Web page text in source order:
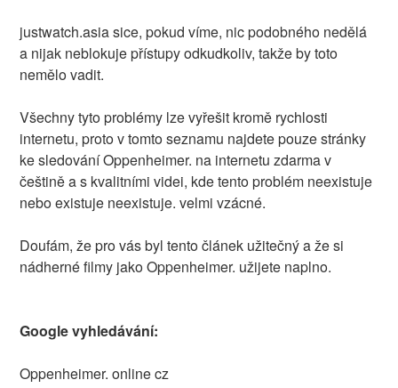
justwatch.asia sice, pokud víme, nic podobného nedělá
a nijak neblokuje přístupy odkudkoliv, takže by toto
nemělo vadit.
Všechny tyto problémy lze vyřešit kromě rychlosti
internetu, proto v tomto seznamu najdete pouze stránky
ke sledování Oppenheimer. na internetu zdarma v
češtině a s kvalitními videi, kde tento problém neexistuje
nebo existuje neexistuje. velmi vzácné.
Doufám, že pro vás byl tento článek užitečný a že si
nádherné filmy jako Oppenheimer. užijete naplno.
Google vyhledávání:
Oppenheimer. online cz